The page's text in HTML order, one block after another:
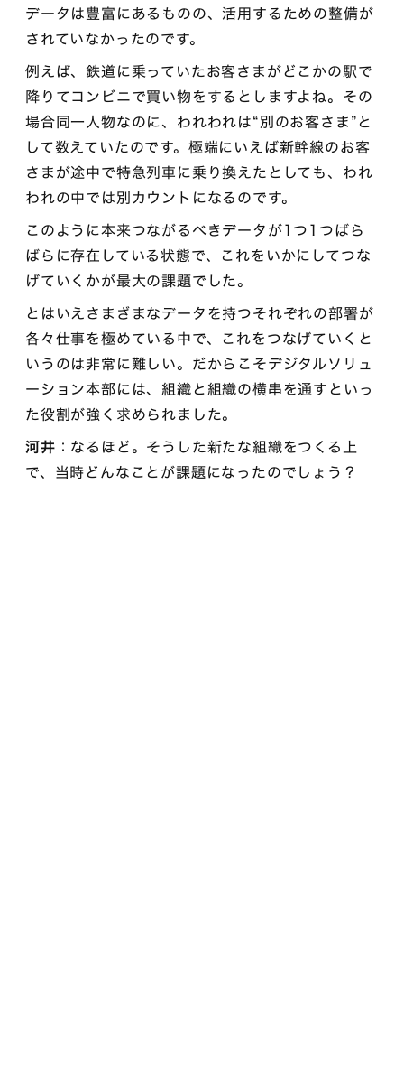
データは豊富にあるものの、活用するための整備が
されていなかったのです。
例えば、鉄道に乗っていたお客さまがどこかの駅で
降りてコンビニで買い物をするとしますよね。その
場合同一人物なのに、われわれは“別のお客さま”と
して数えていたのです。極端にいえば新幹線のお客
さまが途中で特急列車に乗り換えたとしても、われ
われの中では別カウントになるのです。
このように本来つながるべきデータが1つ1つばら
ばらに存在している状態で、これをいかにしてつな
げていくかが最大の課題でした。
とはいえさまざまなデータを持つそれぞれの部署が
各々仕事を極めている中で、これをつなげていくと
いうのは非常に難しい。だからこそデジタルソリュ
ーション本部には、組織と組織の横串を通すといっ
た役割が強く求められました。
河井 ：なるほど。そうした新たな組織をつくる上
で、当時どんなことが課題になったのでしょう？